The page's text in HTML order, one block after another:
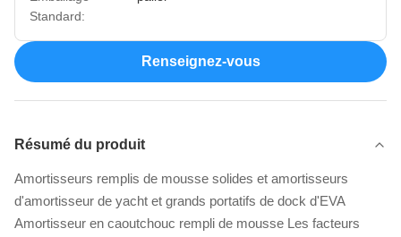
Standard:
Renseignez-vous
Résumé du produit
Amortisseurs remplis de mousse solides et amortisseurs
d'amortisseur de yacht et grands portatifs de dock d'EVA
Amortisseur en caoutchouc rempli de mousse Les facteurs